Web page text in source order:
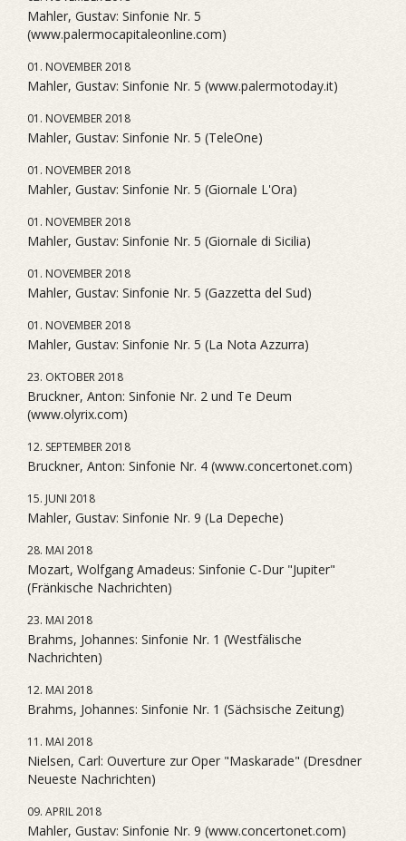
Mahler, Gustav: Sinfonie Nr. 5
(www.palermocapitaleonline.com)
01. NOVEMBER 2018
Mahler, Gustav: Sinfonie Nr. 5 (www.palermotoday.it)
01. NOVEMBER 2018
Mahler, Gustav: Sinfonie Nr. 5 (TeleOne)
01. NOVEMBER 2018
Mahler, Gustav: Sinfonie Nr. 5 (Giornale L'Ora)
01. NOVEMBER 2018
Mahler, Gustav: Sinfonie Nr. 5 (Giornale di Sicilia)
01. NOVEMBER 2018
Mahler, Gustav: Sinfonie Nr. 5 (Gazzetta del Sud)
01. NOVEMBER 2018
Mahler, Gustav: Sinfonie Nr. 5 (La Nota Azzurra)
23. OKTOBER 2018
Bruckner, Anton: Sinfonie Nr. 2 und Te Deum
(www.olyrix.com)
12. SEPTEMBER 2018
Bruckner, Anton: Sinfonie Nr. 4 (www.concertonet.com)
15. JUNI 2018
Mahler, Gustav: Sinfonie Nr. 9 (La Depeche)
28. MAI 2018
Mozart, Wolfgang Amadeus: Sinfonie C-Dur "Jupiter"
(Fränkische Nachrichten)
23. MAI 2018
Brahms, Johannes: Sinfonie Nr. 1 (Westfälische
Nachrichten)
12. MAI 2018
Brahms, Johannes: Sinfonie Nr. 1 (Sächsische Zeitung)
11. MAI 2018
Nielsen, Carl: Ouverture zur Oper "Maskarade" (Dresdner
Neueste Nachrichten)
09. APRIL 2018
Mahler, Gustav: Sinfonie Nr. 9 (www.concertonet.com)